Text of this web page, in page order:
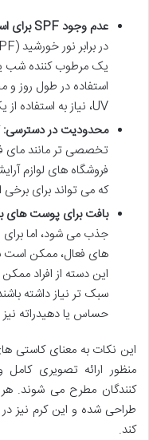
عدم وجود SPF برای استفاده روزانه:
یک مرطوب کننده شب
استفاده در طول روز و
UV، نیاز به استفاده از یک ضد آفتاب جداگانه خواهید داشت.
محدودیت در دسترسی:
تخصصی تر مانند مای
فروشگاه های لوازم
که می تواند برای
بافت برای پوست
جذب می شود، اما
های فعال، ممکن است
این دسته از افراد
سبک تر نیاز داشته
حساس یا دهیدراته
این نکات به معنای کاستی
منظور ارائه تصویری
کنندگان مطرح می شوند.
طراحی شده و این کرم نیز
کند.